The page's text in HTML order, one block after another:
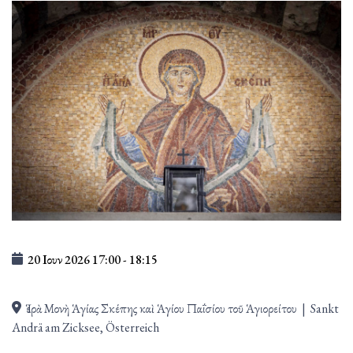
20 Ιουν 202617:00- 18:15
Ἱερὰ Μονὴ Ἁγίας Σκέπης καὶ Ἁγίου Παΐσίου τοῦ Ἁγιορείτου | Sankt
Andrä am Zicksee, Österreich